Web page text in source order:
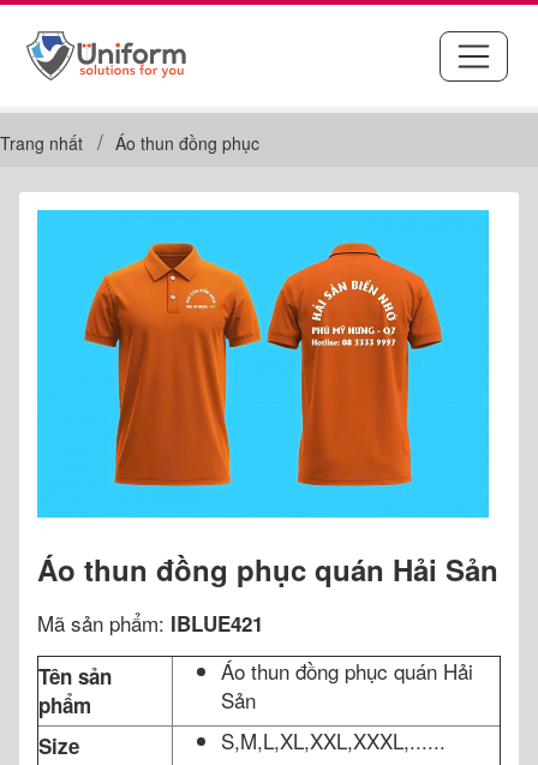
Trang nhất Áo thun đồng phục
Áo thun đồng phục quán Hải Sản
Mã sản phẩm: IBLUE421
Tên sản
phẩm
Áo thun đồng phục quán Hải
Sản
Size S,M,L,XL,XXL,XXXL,......